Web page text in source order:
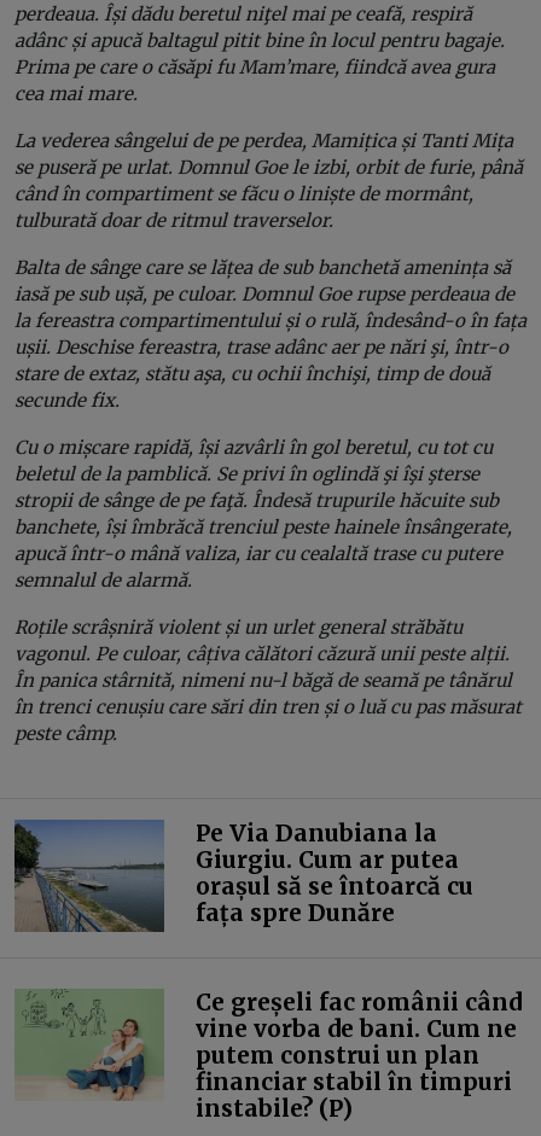
perdeaua. Își dădu beretul niţel mai pe ceafă, respiră
adânc și apucă baltagul pitit bine în locul pentru bagaje.
Prima pe care o căsăpi fu Mam’mare, fiindcă avea gura
cea mai mare.
La vederea sângelui de pe perdea, Mamițica și Tanti Mița
se puseră pe urlat. Domnul Goe le izbi, orbit de furie, până
când în compartiment se făcu o liniște de mormânt,
tulburată doar de ritmul traverselor.
Balta de sânge care se lățea de sub banchetă amenința să
iasă pe sub ușă, pe culoar. Domnul Goe rupse perdeaua de
la fereastra compartimentului și o rulă, îndesând-o în fața
ușii. Deschise fereastra, trase adânc aer pe nări şi, într-o
stare de extaz, stătu aşa, cu ochii închişi, timp de două
secunde fix.
Cu o mișcare rapidă, își azvârli în gol beretul, cu tot cu
beletul de la pamblică. Se privi în oglindă şi îşi şterse
stropii de sânge de pe faţă. Îndesă trupurile hăcuite sub
banchete, își îmbrăcă trenciul peste hainele însângerate,
apucă într-o mână valiza, iar cu cealaltă trase cu putere
semnalul de alarmă.
Roțile scrâșniră violent și un urlet general străbătu
vagonul. Pe culoar, câțiva călători căzură unii peste alții.
În panica stârnită, nimeni nu-l băgă de seamă pe tânărul
în trenci cenușiu care sări din tren și o luă cu pas măsurat
peste câmp.
Pe Via Danubiana la
Giurgiu. Cum ar putea
orașul să se întoarcă cu
fața spre Dunăre
Ce greșeli fac românii când
vine vorba de bani. Cum ne
putem construi un plan
financiar stabil în timpuri
instabile? (P)